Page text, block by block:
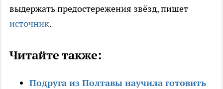
выдержать предостережения звёзд, пишет
источник.
Читайте также:
Подруга из Полтавы научила готовить